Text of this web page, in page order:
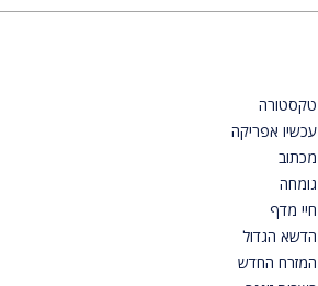
טקסטורה
עכשיו אפריקה
מכתוב
גומחה
חיי מדף
הדשא הגדול
המזרח החדש